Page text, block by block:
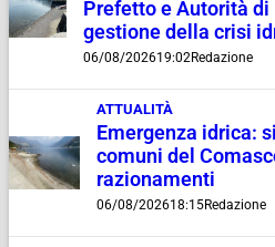
Prefetto e Autorità
gestione della crisi
06/08/202619:02Redazione
ATTUALITÀ
Emergenza idrica:
comuni del
razionamenti
06/08/202618:15Redazione